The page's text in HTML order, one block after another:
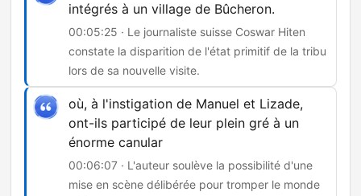
intégrés à un village de Bûcheron.
00:05:25 · Le journaliste suisse Coswar Hiten
constate la disparition de l'état primitif de la tribu
lors de sa nouvelle visite.
où, à l'instigation de Manuel et Lizade,
ont-ils participé de leur plein gré à un
énorme canular
00:06:07 · L'auteur soulève la possibilité d'une
mise en scène délibérée pour tromper le monde